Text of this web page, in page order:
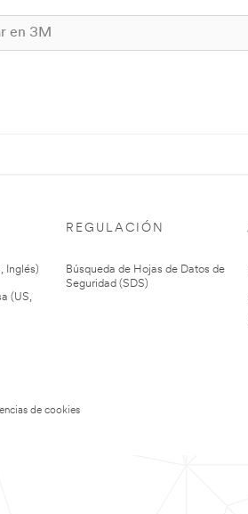
Inglés)
(US,
REGULACIÓN
Búsqueda de Hojas de Datos de
Seguridad (SDS)
de cookies